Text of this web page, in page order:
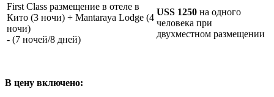
First Class размещение в отеле в
Кито (3 ночи) + Mantaraya Lodge (4
ночи)
- (7 ночей/8 дней)
USS 1250 на одного
человека при
двухместном размещении
В цену включено: